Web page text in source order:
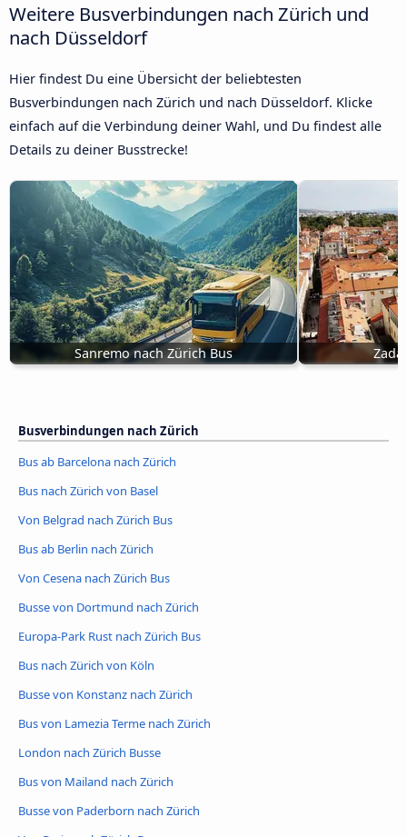
Weitere Busverbindungen nach Zürich und
nach Düsseldorf
Hier findest Du eine Übersicht der beliebtesten
Busverbindungen nach Zürich und nach Düsseldorf. Klicke
einfach auf die Verbindung deiner Wahl, und Du findest alle
Details zu deiner Busstrecke!
Sanremo nach Zürich Bus
Busverbindungen nach Zürich
Bus ab Barcelona nach Zürich
Bus nach Zürich von Basel
Von Belgrad nach Zürich Bus
Bus ab Berlin nach Zürich
Von Cesena nach Zürich Bus
Busse von Dortmund nach Zürich
Europa-Park Rust nach Zürich Bus
Bus nach Zürich von Köln
Busse von Konstanz nach Zürich
Bus von Lamezia Terme nach Zürich
London nach Zürich Busse
Bus von Mailand nach Zürich
Busse von Paderborn nach Zürich